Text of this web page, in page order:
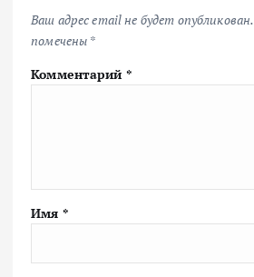
Ваш адрес email не будет опубликован.
помечены *
Комментарий *
Имя *